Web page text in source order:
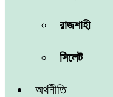
রাজশাহী
সিলেট
অর্থনীতি